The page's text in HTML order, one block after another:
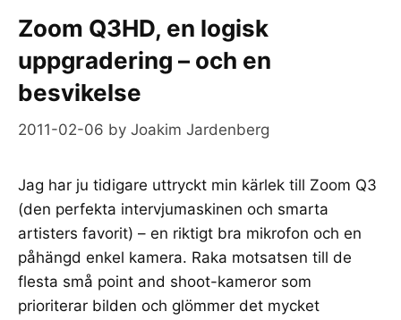
Zoom Q3HD, en logisk
uppgradering – och en
besvikelse
2011-02-06 by Joakim Jardenberg
Jag har ju tidigare uttryckt min kärlek till Zoom Q3
(den perfekta intervjumaskinen och smarta
artisters favorit) – en riktigt bra mikrofon och en
påhängd enkel kamera. Raka motsatsen till de
flesta små point and shoot-kameror som
prioriterar bilden och glömmer det mycket